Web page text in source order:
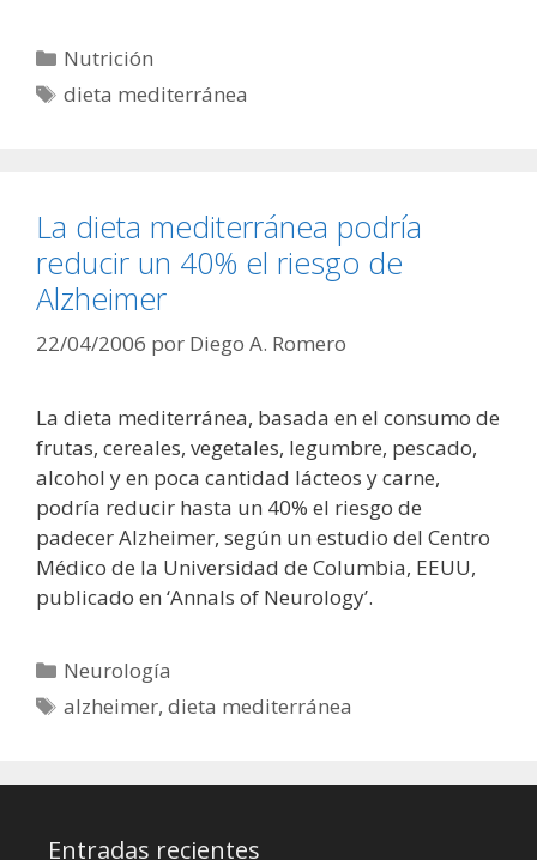
Categorías
Nutrición
Etiquetas
dieta mediterránea
La dieta mediterránea podría
reducir un 40% el riesgo de
Alzheimer
22/04/2006 por Diego A. Romero
La dieta mediterránea, basada en el consumo de
frutas, cereales, vegetales, legumbre, pescado,
alcohol y en poca cantidad lácteos y carne,
podría reducir hasta un 40% el riesgo de
padecer Alzheimer, según un estudio del Centro
Médico de la Universidad de Columbia, EEUU,
publicado en ‘Annals of Neurology’.
Categorías
Neurología
Etiquetas
alzheimer,dieta mediterránea
Entradas recientes